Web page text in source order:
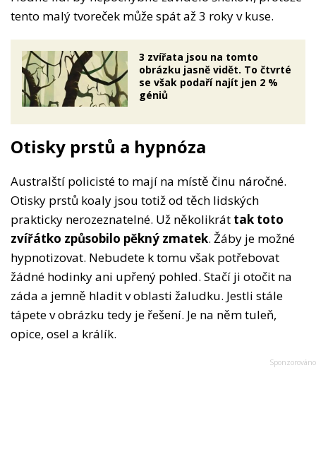
tento malý tvoreček může spát až 3 roky v kuse.
3 zvířata jsou na tomto
obrázku jasně vidět. To čtvrté
se však podaří najít jen 2 %
géniů
Otisky prstů a hypnóza
Australští policisté to mají na místě činu náročné.
Otisky prstů koaly jsou totiž od těch lidských
prakticky nerozeznatelné. Už několikrát tak toto
zvířátko způsobilo pěkný zmatek. Žáby je možné
hypnotizovat. Nebudete k tomu však potřebovat
žádné hodinky ani upřený pohled. Stačí ji otočit na
záda a jemně hladit v oblasti žaludku. Jestli stále
tápete v obrázku tedy je řešení. Je na něm tuleň,
opice, osel a králík.